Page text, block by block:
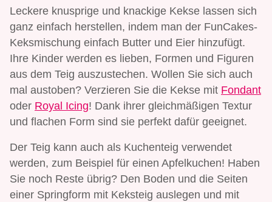
Leckere knusprige und knackige Kekse lassen sich
ganz einfach herstellen, indem man der FunCakes-
Keksmischung einfach Butter und Eier hinzufügt.
Ihre Kinder werden es lieben, Formen und Figuren
aus dem Teig auszustechen. Wollen Sie sich auch
mal austoben? Verzieren Sie die Kekse mit Fondant
oder Royal Icing! Dank ihrer gleichmäßigen Textur
und flachen Form sind sie perfekt dafür geeignet.
Der Teig kann auch als Kuchenteig verwendet
werden, zum Beispiel für einen Apfelkuchen! Haben
Sie noch Reste übrig? Den Boden und die Seiten
einer Springform mit Keksteig auslegen und mit